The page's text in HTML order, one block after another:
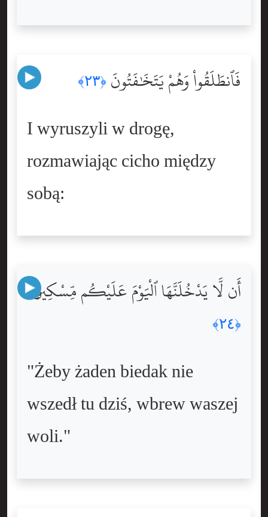
فَٱنطَلَقُواْ وَهُمْ يَتَخَٰفَتُونَ ﴿٢٣﴾
I wyruszyli w drogę,
rozmawiając cicho między
sobą:
أَن لَّا يَدْخُلَنَّهَا ٱلْيَوْمَ عَلَيْكُم مِّسْكِينٌۭ
﴿٢٤﴾
"Żeby żaden biedak nie
wszedł tu dziś, wbrew waszej
woli."